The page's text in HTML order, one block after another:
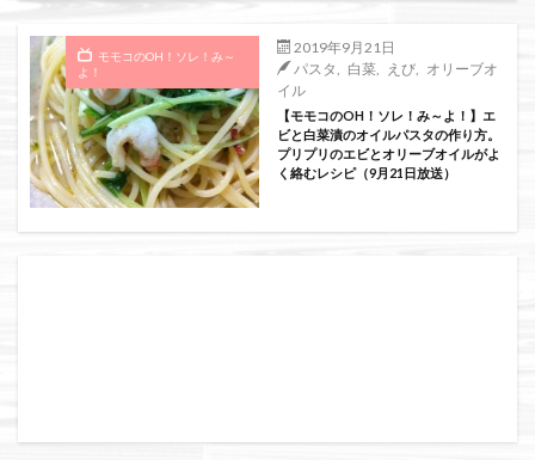
モモコのOH！ソレ！み～
よ！
2019年9月21日
パスタ
白菜 えび
オリーブオ
イル
【モモコのOH！ソレ！み～よ！】エ
ビと白菜漬のオイルパスタの作り方。
プリプリのエビとオリーブオイルがよ
く絡むレシピ（9月21日放送）